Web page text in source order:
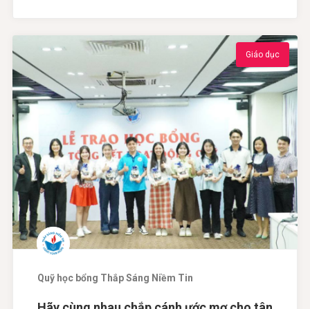
Giáo dục
Quỹ học bổng Thắp Sáng Niềm Tin